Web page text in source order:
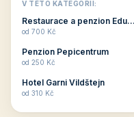
dovolenou přímo
souvisejí. Aktivní
odpočinek jso...
V TÉTO KATEGORII:
Restaurace a penzion Eduard
od 700 Kč
Penzion Pepicentrum
od 250 Kč
Hotel Garni Vildštejn
od 310 Kč
👨‍👩‍👧‍👦